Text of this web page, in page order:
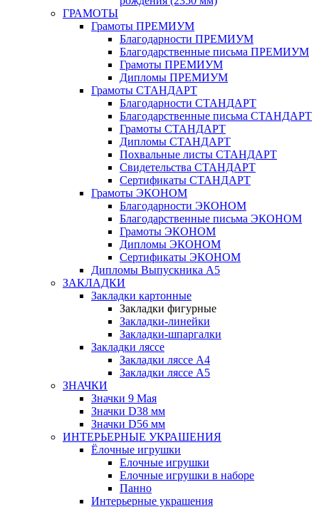
ГРАМОТЫ
Грамоты ПРЕМИУМ
Благодарности ПРЕМИУМ
Благодарственные письма ПРЕМИУМ
Грамоты ПРЕМИУМ
Дипломы ПРЕМИУМ
Грамоты СТАНДАРТ
Благодарности СТАНДАРТ
Благодарственные письма СТАНДАРТ
Грамоты СТАНДАРТ
Дипломы СТАНДАРТ
Похвальные листы СТАНДАРТ
Свидетельства СТАНДАРТ
Сертификаты СТАНДАРТ
Грамоты ЭКОНОМ
Благодарности ЭКОНОМ
Благодарственные письма ЭКОНОМ
Грамоты ЭКОНОМ
Дипломы ЭКОНОМ
Сертификаты ЭКОНОМ
Дипломы Выпускника А5
ЗАКЛАДКИ
Закладки картонные
Закладки фигурные
Закладки-линейки
Закладки-шпаргалки
Закладки ляссе
Закладки ляссе А4
Закладки ляссе А5
ЗНАЧКИ
Значки 9 Мая
Значки D38 мм
Значки D56 мм
ИНТЕРЬЕРНЫЕ УКРАШЕНИЯ
Ёлочные игрушки
Елочные игрушки
Елочные игрушки в наборе
Панно
Интерьерные украшения